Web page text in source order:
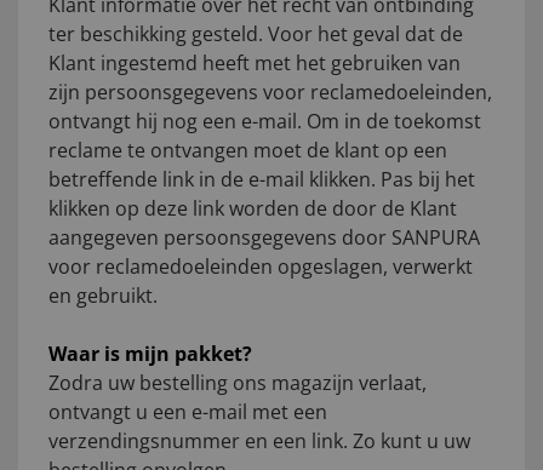
ter beschikking gesteld. Voor het geval dat de
Klant ingestemd heeft met het gebruiken van
zijn persoonsgegevens voor reclamedoeleinden,
ontvangt hij nog een e-mail. Om in de toekomst
reclame te ontvangen moet de klant op een
betreffende link in de e-mail klikken. Pas bij het
klikken op deze link worden de door de Klant
aangegeven persoonsgegevens door SANPURA
voor reclamedoeleinden opgeslagen, verwerkt
en gebruikt.
Waar is mijn pakket?
Zodra uw bestelling ons magazijn verlaat,
ontvangt u een e-mail met een
verzendingsnummer en een link. Zo kunt u uw